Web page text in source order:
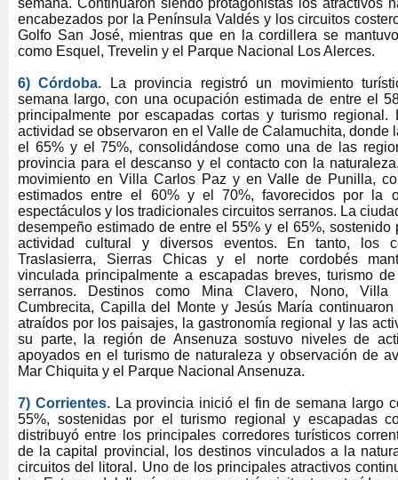
encabezados por la Península Valdés y los circuitos
Golfo San José, mientras que en la cordillera se
como Esquel, Trevelin y el Parque Nacional Los Alerces.
6) Córdoba.
La provincia registró un movimiento
semana largo, con una ocupación estimada de entre el
principalmente por escapadas cortas y turismo
actividad se observaron en el Valle de Calamuchita, donde
el 65% y el 75%, consolidándose como una de las
provincia para el descanso y el contacto con la
movimiento en Villa Carlos Paz y en Valle de Punilla,
estimados entre el 60% y el 70%, favorecidos por la
espectáculos y los tradicionales circuitos serranos. La
desempeño estimado de entre el 55% y el 65%, sostenido
actividad cultural y diversos eventos. En tanto, los
Traslasierra, Sierras Chicas y el norte cordobés
vinculada principalmente a escapadas breves, turismo
serranos. Destinos como Mina Clavero, Nono, Villa
Cumbrecita, Capilla del Monte y Jesús María continuaron
atraídos por los paisajes, la gastronomía regional y las
su parte, la región de Ansenuza sostuvo niveles de
apoyados en el turismo de naturaleza y observación de
Mar Chiquita y el Parque Nacional Ansenuza.
7) Corrientes. La provincia inició el fin de semana largo
55%, sostenidas por el turismo regional y escapadas
distribuyó entre los principales corredores turísticos
de la capital provincial, los destinos vinculados a la
circuitos del litoral. Uno de los principales atractivos